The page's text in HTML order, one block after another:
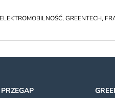
ELEKTROMOBILNOŚĆ, GREENTECH,